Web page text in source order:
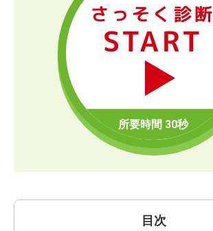
さっそく診断
START
目次